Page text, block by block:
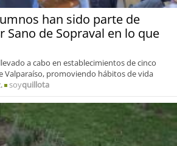
han sido parte de
Sano de Sopraval en lo que
a cabo en establecimientos de cinco
Valparaíso, promoviendo hábitos de vida
soyquillota